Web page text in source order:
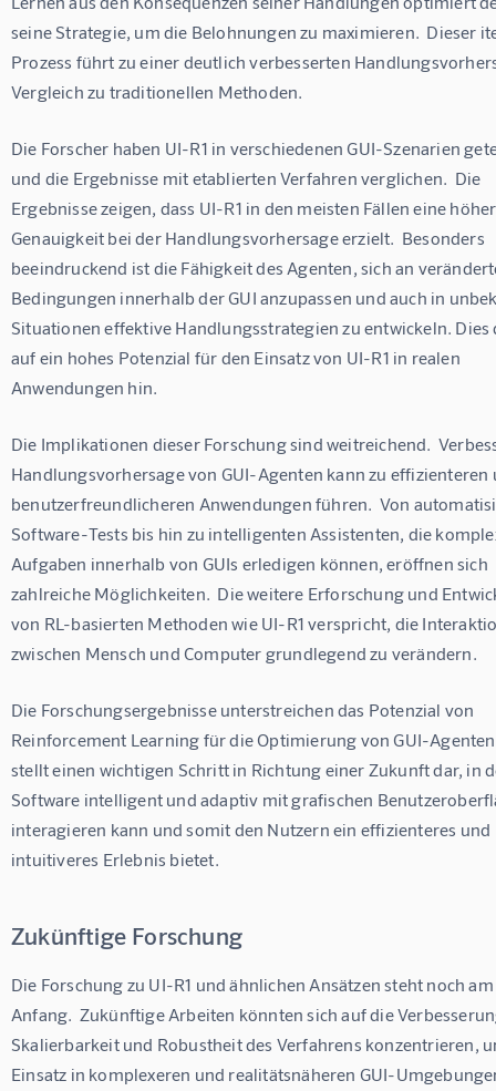
seine Strategie, um die Belohnungen zu maximieren.  Dieser
Prozess führt zu einer deutlich verbesserten
Vergleich zu traditionellen Methoden.
Die Forscher haben UI-R1 in verschiedenen GUI-Szenarien
und die Ergebnisse mit etablierten Verfahren verglichen.  Die
Ergebnisse zeigen, dass UI-R1 in den meisten Fällen eine
Genauigkeit bei der Handlungsvorhersage erzielt.  Besonders
beeindruckend ist die Fähigkeit des Agenten, sich an
Bedingungen innerhalb der GUI anzupassen und auch in
Situationen effektive Handlungsstrategien zu entwickeln.
auf ein hohes Potenzial für den Einsatz von UI-R1 in realen
Anwendungen hin.
Die Implikationen dieser Forschung sind weitreichend.
Handlungsvorhersage von GUI-Agenten kann zu
benutzerfreundlicheren Anwendungen führen.  Von
Software-Tests bis hin zu intelligenten Assistenten, die
Aufgaben innerhalb von GUIs erledigen können, eröffnen sich
zahlreiche Möglichkeiten.  Die weitere Erforschung und
von RL-basierten Methoden wie UI-R1 verspricht, die
zwischen Mensch und Computer grundlegend zu verändern.
Die Forschungsergebnisse unterstreichen das Potenzial von
Reinforcement Learning für die Optimierung von GUI-
stellt einen wichtigen Schritt in Richtung einer Zukunft dar, in
Software intelligent und adaptiv mit grafischen
interagieren kann und somit den Nutzern ein effizienteres und
intuitiveres Erlebnis bietet.
Zukünftige Forschung
Die Forschung zu UI-R1 und ähnlichen Ansätzen steht noch
Anfang.  Zukünftige Arbeiten könnten sich auf die
Skalierbarkeit und Robustheit des Verfahrens konzentrieren,
Einsatz in komplexeren und realitätsnäheren GUI-